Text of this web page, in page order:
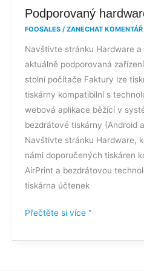
Podporovaný
FOOSALES / ZANECHAT KOMENTÁŘ
Navštivte stránku Hardware
aktuálně podporovaná
stolní počítače Faktury lze
tiskárny kompatibilní s
webová aplikace běžící v
bezdrátové tiskárny (Android
Navštivte stránku Hardware,
námi doporučených tiskáren
AirPrint a bezdrátovou
tiskárna účtenek
Podporovaný
hardware
Přečtěte si více "